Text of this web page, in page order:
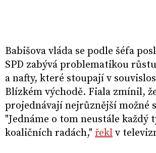
Babišova vláda se podle šéfa
SPD zabývá problematikou
a nafty, které stoupají v
Blízkém východě. Fiala zmínil,
projednávají nejrůznější možné
"Jednáme o tom neustále každý
koaličních radách," řekl v